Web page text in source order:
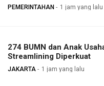
PEMERINTAHAN 1 jam yang lalu
274 BUMN dan Anak
Streamlining Diperkuat
JAKARTA 1 jam yang lalu